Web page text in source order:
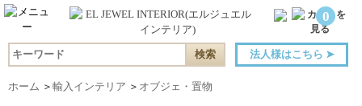
0
法人様はこちら ➤
ホーム ＞ 輸入インテリア ＞ オブジェ・置物